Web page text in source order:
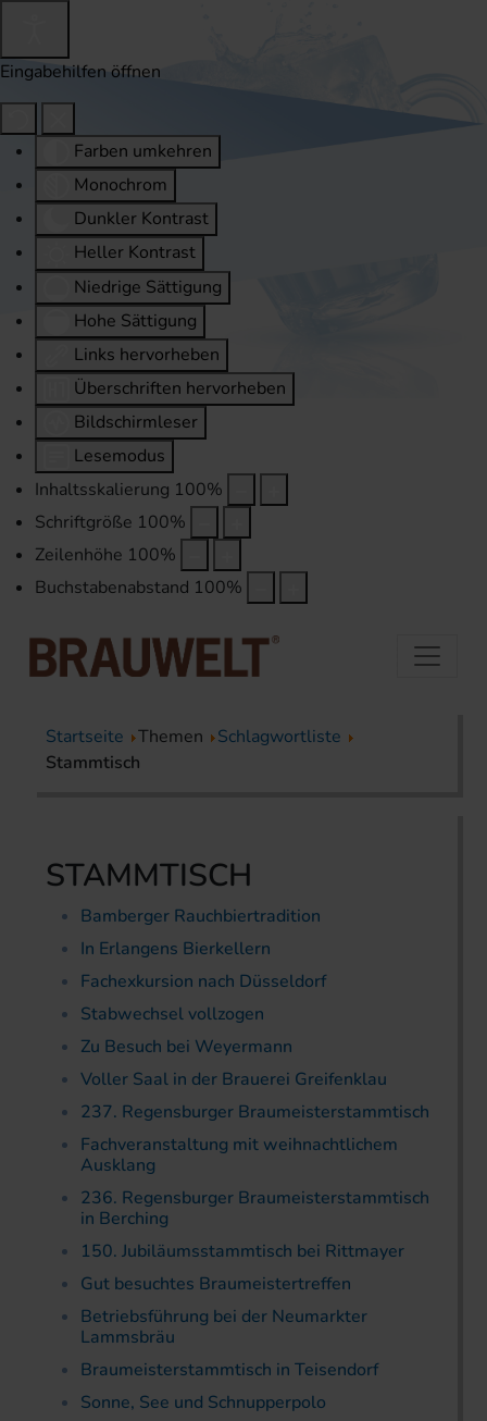
Eingabehilfen öffnen
Farben umkehren
Monochrom
Dunkler Kontrast
Heller Kontrast
Niedrige Sättigung
Hohe Sättigung
Links hervorheben
Überschriften hervorheben
Bildschirmleser
Lesemodus
Inhaltsskalierung 100%
Schriftgröße 100%
Zeilenhöhe 100%
Buchstabenabstand 100%
Startseite Themen
Schlagwortliste
Stammtisch
STAMMTISCH
Bamberger Rauchbiertradition
In Erlangens Bierkellern
Fachexkursion nach Düsseldorf
Stabwechsel vollzogen
Zu Besuch bei Weyermann
Voller Saal in der Brauerei Greifenklau
237. Regensburger Braumeisterstammtisch
Fachveranstaltung mit weihnachtlichem
Ausklang
236. Regensburger Brau­meister­stammtisch
in Berching
150. Jubiläumsstammtisch bei Rittmayer
Gut besuchtes Braumeistertreffen
Betriebsführung bei der Neumarkter
Lammsbräu
Braumeisterstammtisch in Teisendorf
Sonne, See und Schnupperpolo